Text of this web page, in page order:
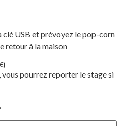
clé USB et prévoyez le pop-corn
retour à la maison
€)
vous pourrez reporter le stage si